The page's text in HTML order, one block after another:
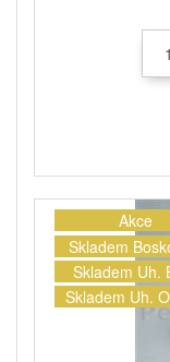
Akce
Skladem
Skladem Uh.
Skladem Uh.